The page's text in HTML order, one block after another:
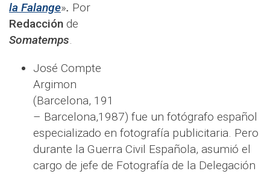
la Falange». Por
Redacción de
Somatemps.
José Compte
Argimon
(Barcelona, 191
– Barcelona,1987) fue un fotógrafo español
especializado en fotografía publicitaria. Pero
durante la Guerra Civil Española, asumió el
cargo de jefe de Fotografía de la Delegación